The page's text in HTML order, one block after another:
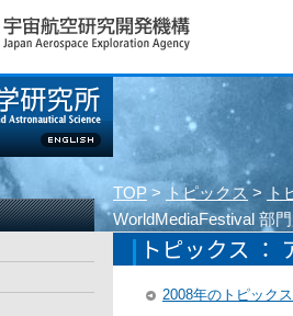
TOP > トピックス > ト
WorldMediaFestival 部
2008年のトピック